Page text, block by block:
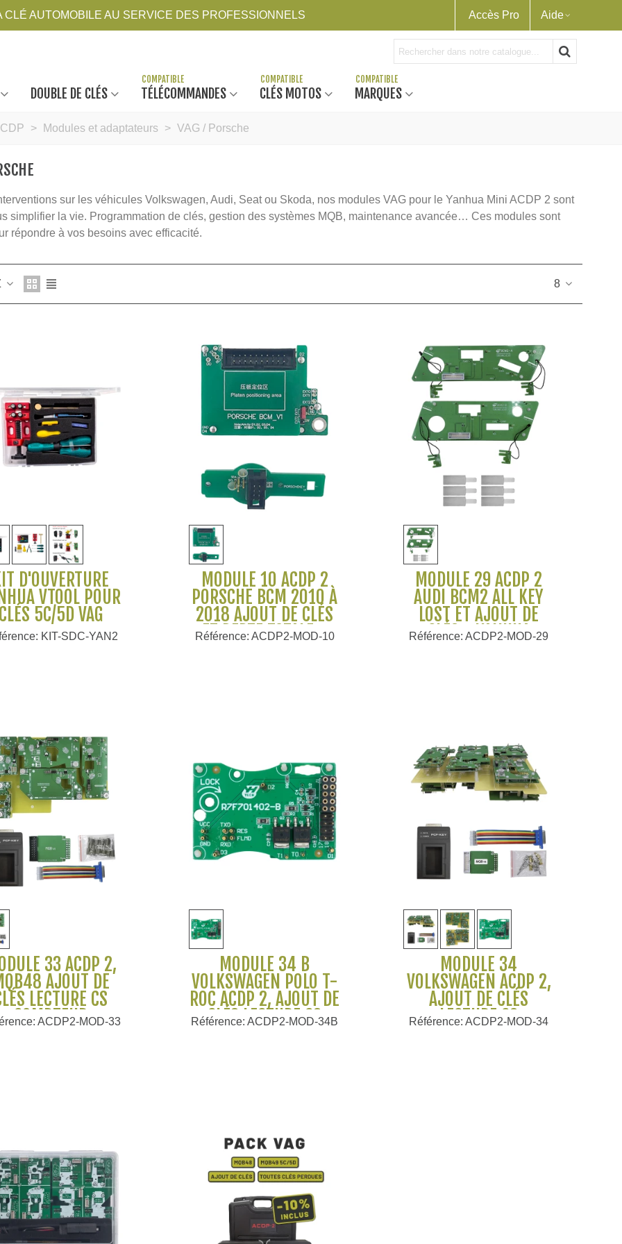
CLÉ AUTOMOBILE AU SERVICE DES PROFESSIONNELS Accès Pro Aide
DOUBLE DE CLÉS TÉLÉCOMMANDES CLÉS MOTOS MARQUES
> Modules et adaptateurs > VAG / Porsche
sur les véhicules Volkswagen, Audi, Seat ou Skoda, nos modules VAG pour le Yanhua Mini ACDP 2 sont
simplifier la vie. Programmation de clés, gestion des systèmes MQB, maintenance avancée… Ces modules sont
répondre à vos besoins avec efficacité.
8
Voir plus
D'OUVERTURE
VTOOL POUR
5C/5D VAG
KIT-SDC-YAN2
MODULE 10 ACDP 2
PORSCHE BCM 2010 À
2018 AJOUT DE CLÉS
ET PERTE TOTALE -
Référence: ACDP2-MOD-10
Voir plus
MODULE 29 ACDP 2
AUDI BCM2 ALL KEY
LOST ET AJOUT DE
CLÉS - YANHUA
Référence: ACDP2-MOD-29
Voir plus
33 ACDP 2,
AJOUT DE
LECTURE CS
COMPTEUR
ACDP2-MOD-33
Voir plus
MODULE 34 B
VOLKSWAGEN POLO T-
ROC ACDP 2, AJOUT DE
CLÉS LECTURE CS
Référence: ACDP2-MOD-34B
Voir plus
MODULE 34
VOLKSWAGEN ACDP 2,
AJOUT DE CLÉS
LECTURE CS
Référence: ACDP2-MOD-34